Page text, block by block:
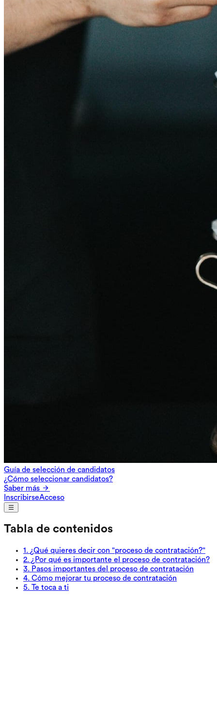
Guía de selección de candidatos
¿Cómo seleccionar candidatos?
Saber más
InscribirseAcceso
Tabla de contenidos
1 . ¿Qué quieres decir con "proceso de contratación?"
2. ¿Por qué es importante el proceso de contratación?
3. Pasos importantes del proceso de contratación
4. Cómo mejorar tu proceso de contratación
5. Te toca a ti